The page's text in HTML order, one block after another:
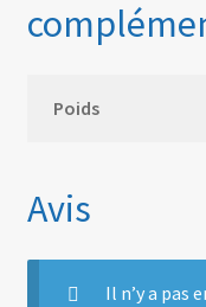
Poids
Avis
Il n’y a pas